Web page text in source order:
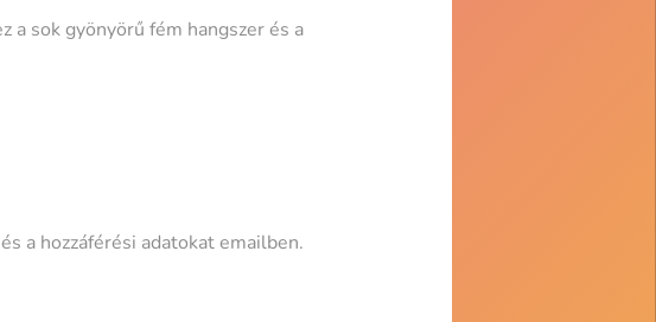
a sok gyönyörű fém hangszer és a
a hozzáférési adatokat emailben.